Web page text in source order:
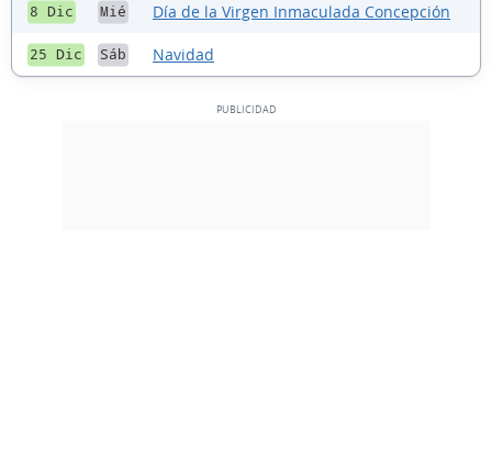
8 Dic Mié Día de la Virgen Inmaculada Concepción
25 Dic Sáb Navidad